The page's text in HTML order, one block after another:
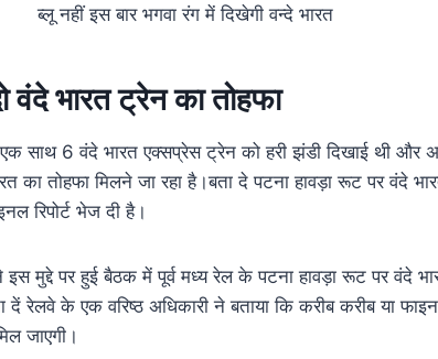
ब्लू नहीं इस बार भगवा रंग में दिखेगी वन्दे भारत
वंदे भारत ट्रेन का तोहफा
एक साथ 6 वंदे भारत एक्सप्रेस ट्रेन को हरी झंडी दिखाई थी और
का तोहफा मिलने जा रहा है।बता दे पटना हावड़ा रूट पर वंदे
रिपोर्ट भेज दी है।
मुद्दे पर हुई बैठक में पूर्व मध्य रेल के पटना हावड़ा रूट पर वंदे
रेलवे के एक वरिष्ठ अधिकारी ने बताया कि करीब करीब या
जाएगी।